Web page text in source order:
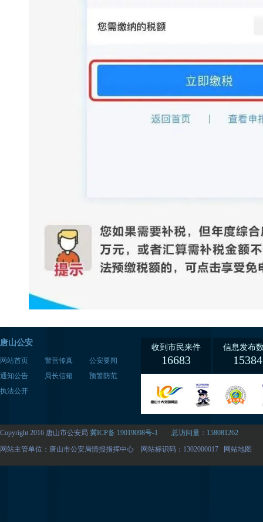
唐山公安
网站首页 警营传真
公安要闻
通知公告
局长信箱
预警防范
执法公开
收到市民来件
16683
信息发布
15384
Copyright 2016 唐山市公安局 冀ICP备 19019098号-1
总访问量：158081262
网站主管单位：唐山市公安局情报指挥中心 网站标识码：1302000017
网站地图